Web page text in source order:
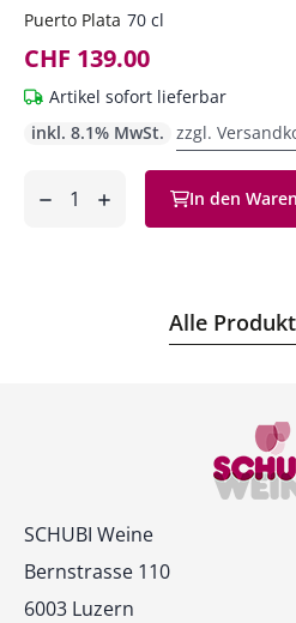
Puerto Plata 70 cl
CHF 139.00
Artikel sofort lieferbar
inkl. 8.1% MwSt. zzgl.
hinzufügen
In den
Alle
Kontakt
SCHUBI Weine
Bernstrasse 110
6003 Luzern